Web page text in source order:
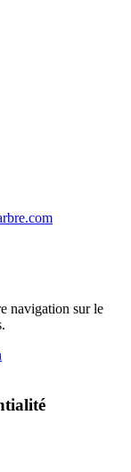
navigation sur le